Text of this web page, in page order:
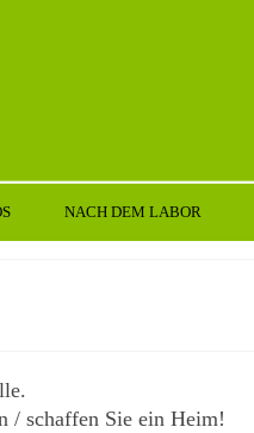
NACH DEM LABOR
/ schaffen Sie ein Heim!